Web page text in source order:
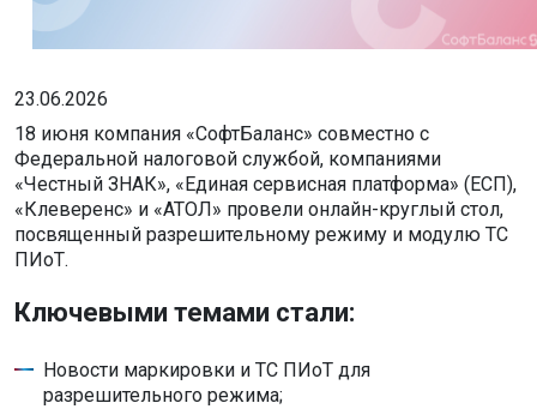
23.06.2026
18 июня компания «СофтБаланс» совместно с
Федеральной налоговой службой, компаниями
«Честный ЗНАК», «Единая сервисная платформа» (ЕСП),
«Клеверенс» и «АТОЛ» провели онлайн-круглый стол,
посвященный разрешительному режиму и модулю ТС
ПИоТ.
Ключевыми темами стали:
Новости маркировки и ТС ПИоТ для
разрешительного режима;